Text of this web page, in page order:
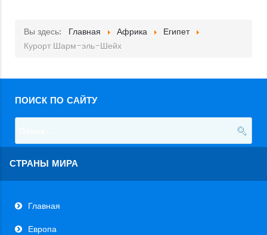
Вы здесь: Главная Африка
Египет
Курорт Шарм-эль-Шейх
ПОИСК ПО САЙТУ
СТРАНЫ МИРА
Главная
Европа